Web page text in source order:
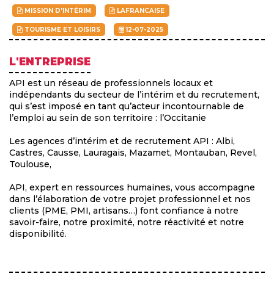
MISSION D'INTÉRIM LAFRANCAISE
TOURISME ET LOISIRS 12-07-2025
L'ENTREPRISE
API est un réseau de professionnels locaux et
indépendants du secteur de l’intérim et du recrutement,
qui s’est imposé en tant qu’acteur incontournable de
l’emploi au sein de son territoire : l’Occitanie
Les agences d’intérim et de recrutement API : Albi,
Castres, Causse, Lauragais, Mazamet, Montauban, Revel,
Toulouse,
API, expert en ressources humaines, vous accompagne
dans l’élaboration de votre projet professionnel et nos
clients (PME, PMI, artisans…) font confiance à notre
savoir-faire, notre proximité, notre réactivité et notre
disponibilité.